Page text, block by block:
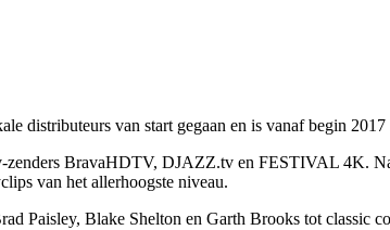
distributeurs van start gegaan en is vanaf begin 2017
BravaHDTV, DJAZZ.tv en FESTIVAL 4K.
van het allerhoogste niveau.
Paisley, Blake Shelton en Garth Brooks tot